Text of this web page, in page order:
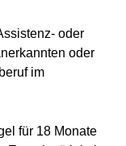
oder
oder
im
für 18 Monate